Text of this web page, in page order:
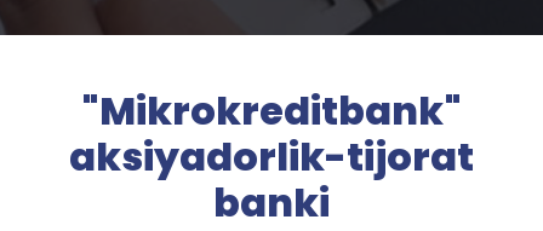
"Mikrokreditbank"
aksiyadorlik-tijorat
banki